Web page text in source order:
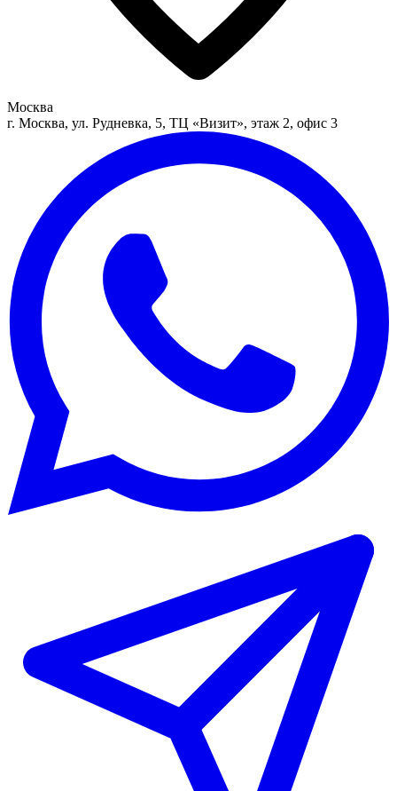
Москва
г. Москва, ул. Рудневка, 5, ТЦ «Визит», этаж 2, офис 3